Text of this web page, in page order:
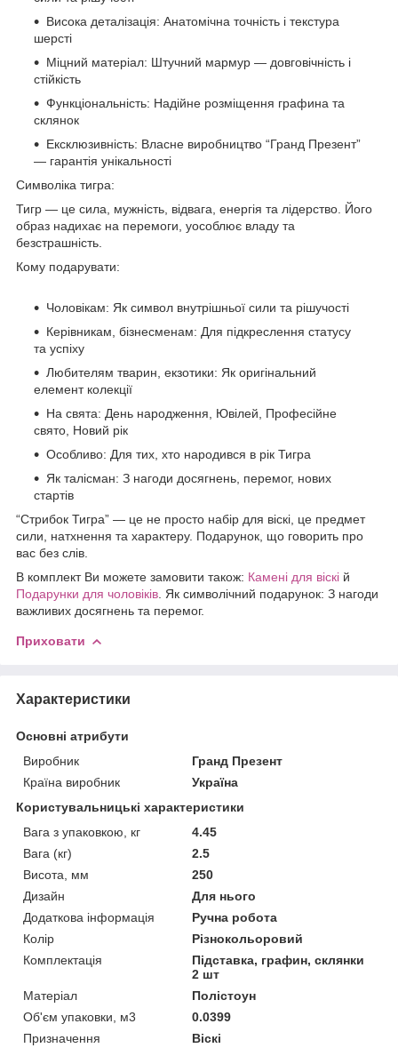
Висока деталізація: Анатомічна точність і текстура
шерсті
Міцний матеріал: Штучний мармур — довговічність і
стійкість
Функціональність: Надійне розміщення графина та
склянок
Ексклюзивність: Власне виробництво “Гранд Презент”
— гарантія унікальності
Символіка тигра:
Тигр — це сила, мужність, відвага, енергія та лідерство. Його
образ надихає на перемоги, уособлює владу та
безстрашність.
Кому подарувати:
Чоловікам: Як символ внутрішньої сили та рішучості
Керівникам, бізнесменам: Для підкреслення статусу
та успіху
Любителям тварин, екзотики: Як оригінальний
елемент колекції
На свята: День народження, Ювілей, Професійне
свято, Новий рік
Особливо: Для тих, хто народився в рік Тигра
Як талісман: З нагоди досягнень, перемог, нових
стартів
“Стрибок Тигра” — це не просто набір для віскі, це предмет
сили, натхнення та характеру. Подарунок, що говорить про
вас без слів.
В комплект Ви можете замовити також: Камені для віскі й
Подарунки для чоловіків . Як символічний подарунок: З нагоди
важливих досягнень та перемог.
Приховати
Характеристики
Основні атрибути
Виробник
Гранд Презент
Країна виробник
Україна
Користувальницькі характеристики
Вага з упаковкою, кг
4.45
Вага (кг)
2.5
Висота, мм
250
Дизайн
Для нього
Додаткова інформація
Ручна робота
Колір
Різнокольоровий
Комплектація
Підставка, графин, склянки
2 шт
Матеріал
Полістоун
Об'єм упаковки, м3
0.0399
Призначення
Віскі